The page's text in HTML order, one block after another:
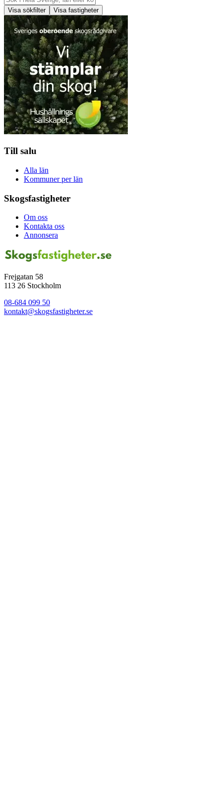
Visa sökfilter Visa fastigheter
Till salu
Alla län
Kommuner per län
Skogsfastigheter
Om oss
Kontakta oss
Annonsera
Frejgatan 58
113 26 Stockholm
08-684 099 50
kontakt@skogsfastigheter.se